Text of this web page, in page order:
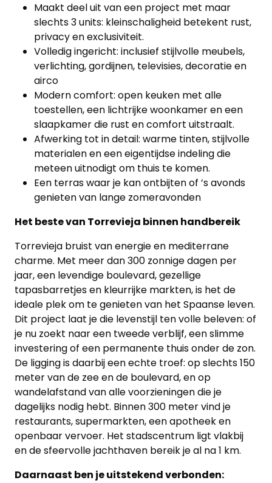
Maakt deel uit van een project met maar
slechts 3 units: kleinschaligheid betekent rust,
privacy en exclusiviteit.
Volledig ingericht: inclusief stijlvolle meubels,
verlichting, gordijnen, televisies, decoratie en
airco
Modern comfort: open keuken met alle
toestellen, een lichtrijke woonkamer en een
slaapkamer die rust en comfort uitstraalt.
Afwerking tot in detail: warme tinten, stijlvolle
materialen en een eigentijdse indeling die
meteen uitnodigt om thuis te komen.
Een terras waar je kan ontbijten of ’s avonds
genieten van lange zomeravonden
Het beste van Torrevieja binnen handbereik
Torrevieja bruist van energie en mediterrane
charme. Met meer dan 300 zonnige dagen per
jaar, een levendige boulevard, gezellige
tapasbarretjes en kleurrijke markten, is het de
ideale plek om te genieten van het Spaanse leven.
Dit project laat je die levenstijl ten volle beleven: of
je nu zoekt naar een tweede verblijf, een slimme
investering of een permanente thuis onder de zon.
De ligging is daarbij een echte troef: op slechts 150
meter van de zee en de boulevard, en op
wandelafstand van alle voorzieningen die je
dagelijks nodig hebt. Binnen 300 meter vind je
restaurants, supermarkten, een apotheek en
openbaar vervoer. Het stadscentrum ligt vlakbij
en de sfeervolle jachthaven bereik je al na 1 km.
Daarnaast ben je uitstekend verbonden: